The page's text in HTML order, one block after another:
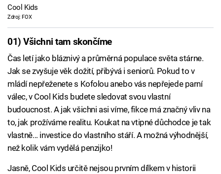
Cool Kids
Zdroj: FOX
01) Všichni tam skončíme
Čas letí jako bláznivý a průměrná populace světa stárne.
Jak se zvyšuje věk dožití, přibývá i seniorů. Pokud to v
mládí nepřeženete s Kofolou anebo vás nepřejede parní
válec, v Cool Kids budete sledovat svou vlastní
budoucnost. A jak všichni asi víme, fikce má značný vliv na
to, jak prožíváme realitu. Koukat na vtipné důchodce je tak
vlastně... investice do vlastního stáří. A možná výhodnější,
než kolik vám vydělá penzijko!
Jasně, Cool Kids určitě nejsou prvním dílkem v historii